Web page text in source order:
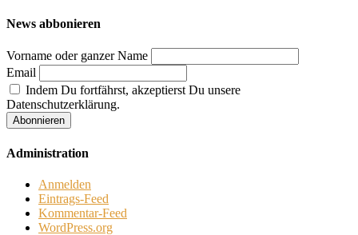
News abbonieren
Vorname oder ganzer Name
Email
Indem Du fortfährst, akzeptierst Du unsere
Datenschutzerklärung.
Administration
Anmelden
Eintrags-Feed
Kommentar-Feed
WordPress.org